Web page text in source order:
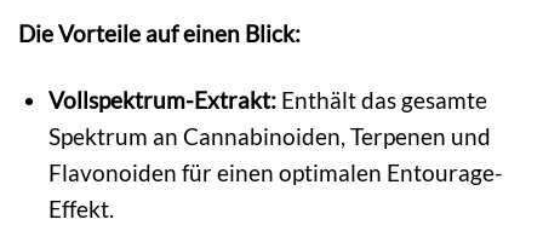
Die Vorteile auf einen Blick:
Vollspektrum-Extrakt: Enthält das gesamte
Spektrum an Cannabinoiden, Terpenen und
Flavonoiden für einen optimalen Entourage-
Effekt.